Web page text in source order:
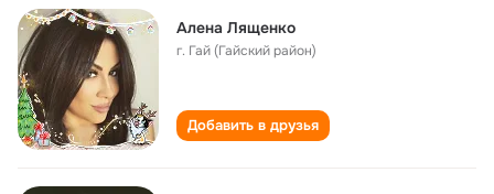
Алена Лященко
г. Гай (Гайский район)
Добавить в друзья